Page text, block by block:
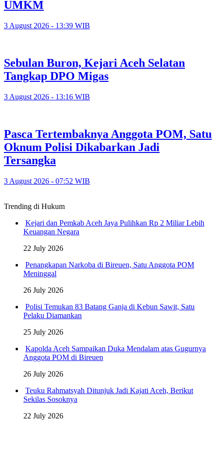
UMKM
3 August 2026 - 13:39 WIB
Sebulan Buron, Kejari Aceh Selatan
Tangkap DPO Migas
3 August 2026 - 13:16 WIB
Pasca Tertembaknya Anggota POM, Satu
Oknum Polisi Dikabarkan Jadi
Tersangka
3 August 2026 - 07:52 WIB
Trending di Hukum
Kejari dan Pemkab Aceh Jaya Pulihkan Rp 2 Miliar Lebih
Keuangan Negara
22 July 2026
Penangkapan Narkoba di Bireuen, Satu Anggota POM
Meninggal
26 July 2026
Polisi Temukan 83 Batang Ganja di Kebun Sawit, Satu
Pelaku Diamankan
25 July 2026
Kapolda Aceh Sampaikan Duka Mendalam atas Gugurnya
Anggota POM di Bireuen
26 July 2026
Teuku Rahmatsyah Ditunjuk Jadi Kajati Aceh, Berikut
Sekilas Sosoknya
22 July 2026